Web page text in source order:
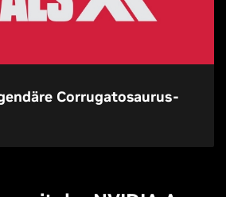
Corrugatosaurus-